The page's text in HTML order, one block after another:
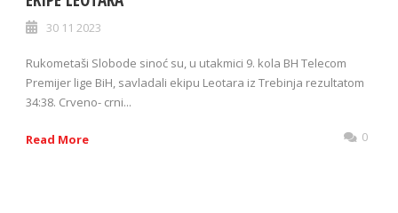
30 11 2023
Rukometaši Slobode sinoć su, u utakmici 9. kola BH Telecom
Premijer lige BiH, savladali ekipu Leotara iz Trebinja rezultatom
34:38. Crveno- crni...
Read More 0